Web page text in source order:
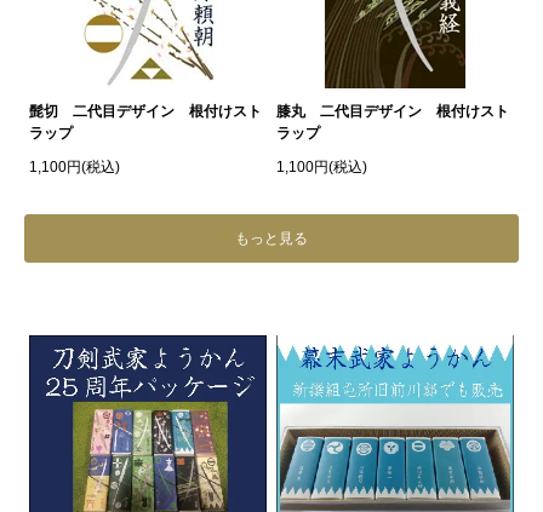
髭切 二代目デザイン 根付けスト
ラップ
1,100円(税込)
膝丸 二代目デザイン 根付けスト
ラップ
1,100円(税込)
もっと見る